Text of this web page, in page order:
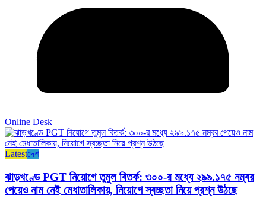
Online Desk
Latestদেশ
ঝাড়খণ্ডে PGT নিয়োগে তুমুল বিতর্ক: ৩০০-র মধ্যে ২৯৯.১৭৫ নম্বর
পেয়েও নাম নেই মেধাতালিকায়, নিয়োগে স্বচ্ছতা নিয়ে প্রশ্ন উঠছে